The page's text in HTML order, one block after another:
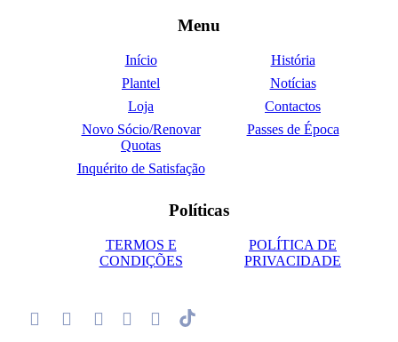
Menu
Início
História
Plantel
Notícias
Loja
Contactos
Novo Sócio/Renovar
Quotas
Passes de Época
Inquérito de Satisfação
Políticas
TERMOS E
CONDIÇÕES
POLÍTICA DE
PRIVACIDADE